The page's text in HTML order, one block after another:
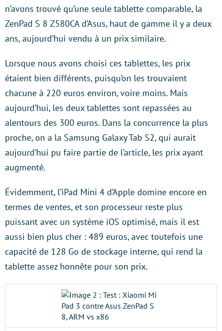
n’avons trouvé qu’une seule tablette comparable, la
ZenPad S 8 Z580CA d’Asus, haut de gamme il y a deux
ans, aujourd’hui vendu à un prix similaire.
Lorsque nous avons choisi ces tablettes, les prix
étaient bien différents, puisqu’on les trouvaient
chacune à 220 euros environ, voire moins. Mais
aujourd’hui, les deux tablettes sont repassées au
alentours des 300 euros. Dans la concurrence la plus
proche, on a la Samsung Galaxy Tab S2, qui aurait
aujourd’hui pu faire partie de l’article, les prix ayant
augmenté.
Évidemment, l’iPad Mini 4 d’Apple domine encore en
termes de ventes, et son processeur reste plus
puissant avec un système iOS optimisé, mais il est
aussi bien plus cher : 489 euros, avec toutefois une
capacité de 128 Go de stockage interne, qui rend la
tablette assez honnête pour son prix.